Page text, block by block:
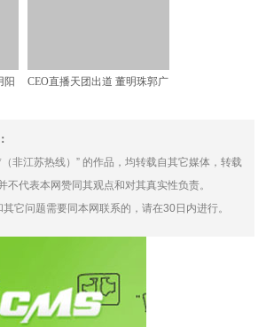
阳
CEO直播天团出道 董明珠郭广
非江苏热线）” 的作品，均转载自其它媒体，转载
不代表本网赞同其观点和对其真实性负责。
它问题需要同本网联系的，请在30日内进行。